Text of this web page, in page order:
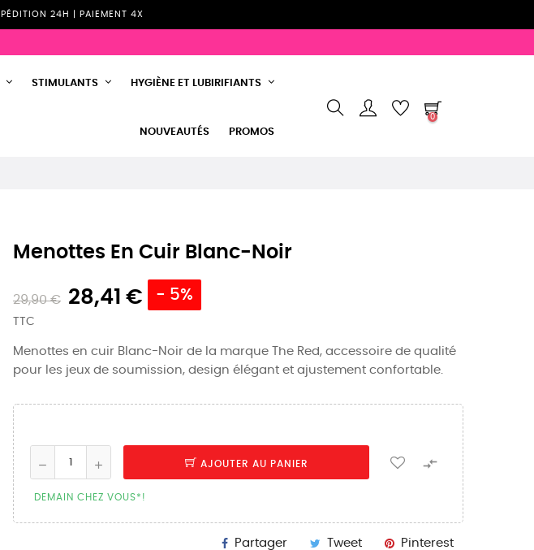
24H | PAIEMENT 4X
STIMULANTS HYGIÈNE ET LUBIRIFIANTS
NOUVEAUTÉS PROMOS
0
Menottes En Cuir Blanc-Noir
29,90 € 28,41 € - 5%
TTC
Menottes en cuir Blanc-Noir de la marque The Red, accessoire de qualité
pour les jeux de soumission, design élégant et ajustement confortable.
AJOUTER AU PANIER 
DEMAIN CHEZ VOUS*!
Partager Tweet Pinterest